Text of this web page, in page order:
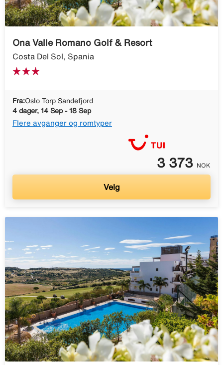
Ona Valle Romano Golf & Resort
Costa Del Sol, Spania
Fra:Oslo Torp Sandefjord
4 dager, 14 Sep - 18 Sep
Flere avganger og romtyper
3 373 NOK
Velg